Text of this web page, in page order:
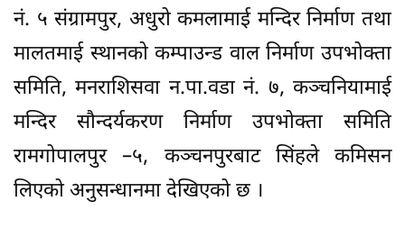
नं. ५ संग्रामपुर, अधुरो कमलामाई मन्दिर निर्माण तथा
मालतमाई स्थानको कम्पाउन्ड वाल निर्माण उपभोक्ता
समिति, मनराशिसवा न.पा.वडा नं. ७, कञ्चनियामाई
मन्दिर सौन्दर्यकरण निर्माण उपभोक्ता समिति
रामगोपालपुर –५, कञ्चनपुरबाट सिंहले कमिसन
लिएको अनुसन्धानमा देखिएको छ ।